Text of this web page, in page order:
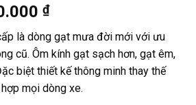
₫.
₫Giá
tại
là:
250.000 ₫.
là dòng gạt mưa đời mới với ưu
cũ. Ôm kính gạt sạch hơn, gạt êm,
biệt thiết kế thông minh thay thế
mọi dòng xe.